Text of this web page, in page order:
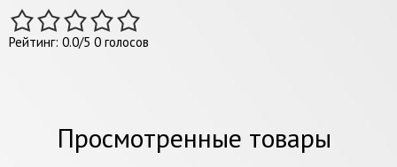
Рейтинг: 0.0/5 0 голосов
Просмотренные товары